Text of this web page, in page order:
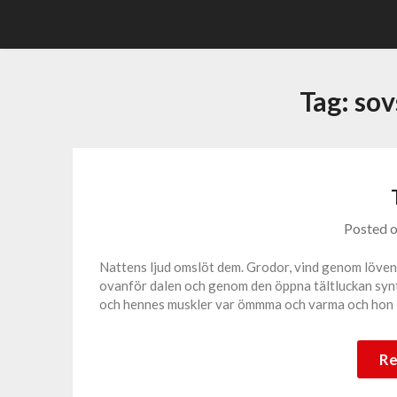
Tag:
Posted
Nattens ljud omslöt dem. Grodor, vind genom
ovanför dalen och genom den öppna tältluckan
och hennes muskler var ömmma och varma och